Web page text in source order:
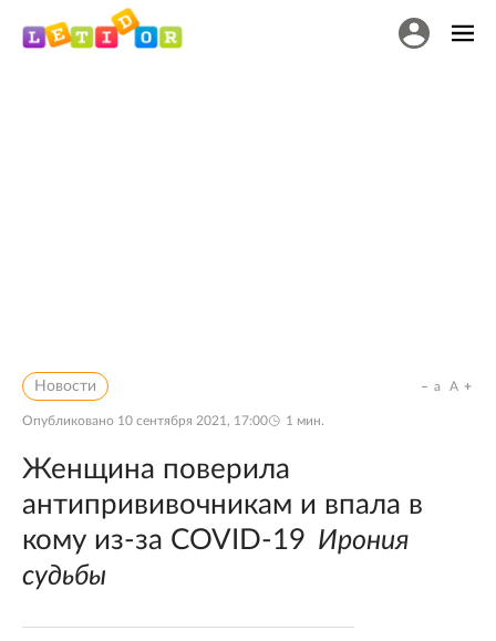
Новости
Опубликовано 10 сентября 2021, 17:00 1 мин.
a A
Женщина поверила
антипрививочникам и впала в
кому из-за COVID-19 Ирония
судьбы